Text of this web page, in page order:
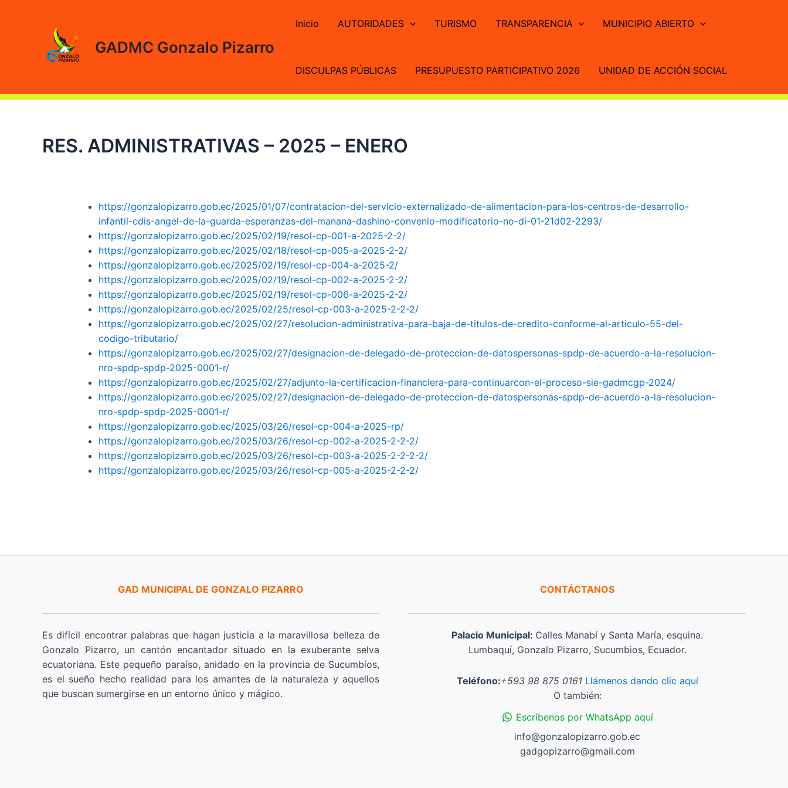
GADMC Gonzalo Pizarro
Inicio AUTORIDADES TURISMO TRANSPARENCIA MUNICIPIO ABIERTO
DISCULPAS PÚBLICAS PRESUPUESTO PARTICIPATIVO 2026 UNIDAD DE ACCIÓN SOCIAL
RES. ADMINISTRATIVAS – 2025 – ENERO
https://gonzalopizarro.gob.ec/2025/01/07/contratacion-del-servicio-externalizado-de-alimentacion-para-los-centros-de-desarrollo-
infantil-cdis-angel-de-la-guarda-esperanzas-del-manana-dashino-convenio-modificatorio-no-di-01-21d02-2293/
https://gonzalopizarro.gob.ec/2025/02/19/resol-cp-001-a-2025-2-2/
https://gonzalopizarro.gob.ec/2025/02/18/resol-cp-005-a-2025-2-2/
https://gonzalopizarro.gob.ec/2025/02/19/resol-cp-004-a-2025-2/
https://gonzalopizarro.gob.ec/2025/02/19/resol-cp-002-a-2025-2-2/
https://gonzalopizarro.gob.ec/2025/02/19/resol-cp-006-a-2025-2-2/
https://gonzalopizarro.gob.ec/2025/02/25/resol-cp-003-a-2025-2-2-2/
https://gonzalopizarro.gob.ec/2025/02/27/resolucion-administrativa-para-baja-de-titulos-de-credito-conforme-al-articulo-55-del-
codigo-tributario/
https://gonzalopizarro.gob.ec/2025/02/27/designacion-de-delegado-de-proteccion-de-datospersonas-spdp-de-acuerdo-a-la-resolucion-
nro-spdp-spdp-2025-0001-r/
https://gonzalopizarro.gob.ec/2025/02/27/adjunto-la-certificacion-financiera-para-continuarcon-el-proceso-sie-gadmcgp-2024/
https://gonzalopizarro.gob.ec/2025/02/27/designacion-de-delegado-de-proteccion-de-datospersonas-spdp-de-acuerdo-a-la-resolucion-
nro-spdp-spdp-2025-0001-r/
https://gonzalopizarro.gob.ec/2025/03/26/resol-cp-004-a-2025-rp/
https://gonzalopizarro.gob.ec/2025/03/26/resol-cp-002-a-2025-2-2-2/
https://gonzalopizarro.gob.ec/2025/03/26/resol-cp-003-a-2025-2-2-2-2/
https://gonzalopizarro.gob.ec/2025/03/26/resol-cp-005-a-2025-2-2-2/
GAD MUNICIPAL DE GONZALO PIZARRO
Es difícil encontrar palabras que hagan justicia a la maravillosa belleza de
Gonzalo Pizarro, un cantón encantador situado en la exuberante selva
ecuatoriana. Este pequeño paraíso, anidado en la provincia de Sucumbíos,
es el sueño hecho realidad para los amantes de la naturaleza y aquellos
que buscan sumergirse en un entorno único y mágico.
CONTÁCTANOS
Palacio Municipal: Calles Manabí y Santa María, esquina.
Lumbaquí, Gonzalo Pizarro, Sucumbios, Ecuador.
Teléfono:+593 98 875 0161 Llámenos dando clic aquí
O también:
Escríbenos por WhatsApp aquí
info@gonzalopizarro.gob.ec
gadgopizarro@gmail.com